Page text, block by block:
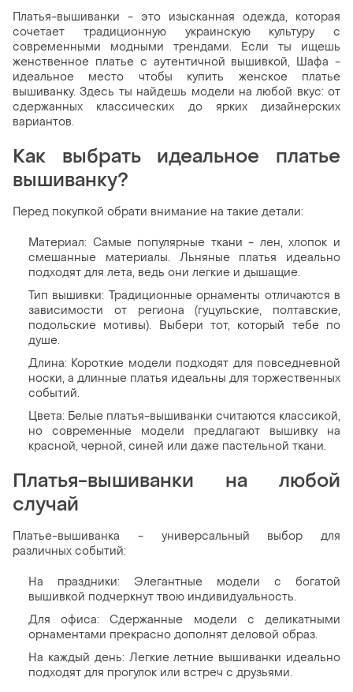
Платья-вышиванки - это изысканная одежда, которая
сочетает традиционную украинскую культуру с
современными модными трендами. Если ты ищешь
женственное платье с аутентичной вышивкой, Шафа -
идеальное место чтобы купить женское платье
вышиванку. Здесь ты найдешь модели на любой вкус: от
сдержанных классических до ярких дизайнерских
вариантов.
Как выбрать идеальное платье
вышиванку?
Перед покупкой обрати внимание на такие детали:
Материал: Самые популярные ткани - лен, хлопок и
смешанные материалы. Льняные платья идеально
подходят для лета, ведь они легкие и дышащие.
Тип вышивки: Традиционные орнаменты отличаются в
зависимости от региона (гуцульские, полтавские,
подольские мотивы). Выбери тот, который тебе по
душе.
Длина: Короткие модели подходят для повседневной
носки, а длинные платья идеальны для торжественных
событий.
Цвета: Белые платья-вышиванки считаются классикой,
но современные модели предлагают вышивку на
красной, черной, синей или даже пастельной ткани.
Платья-вышиванки на любой
случай
Платье-вышиванка - универсальный выбор для
различных событий:
На праздники: Элегантные модели с богатой
вышивкой подчеркнут твою индивидуальность.
Для офиса: Сдержанные модели с деликатными
орнаментами прекрасно дополнят деловой образ.
На каждый день: Легкие летние вышиванки идеально
подходят для прогулок или встреч с друзьями.